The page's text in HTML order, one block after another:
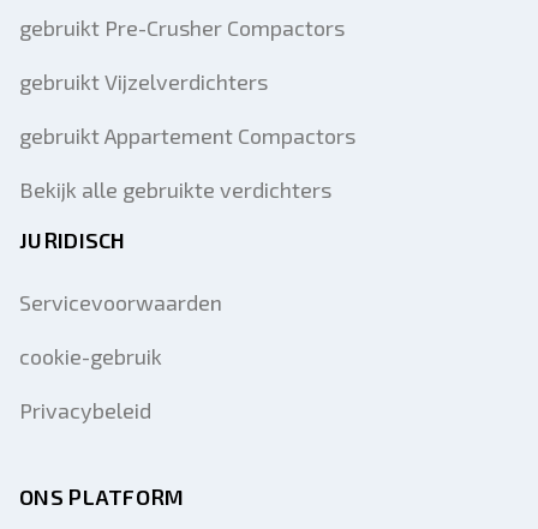
gebruikt Pre-Crusher Compactors
gebruikt Vijzelverdichters
gebruikt Appartement Compactors
Bekijk alle gebruikte verdichters
JURIDISCH
Servicevoorwaarden
cookie-gebruik
Privacybeleid
ONS PLATFORM